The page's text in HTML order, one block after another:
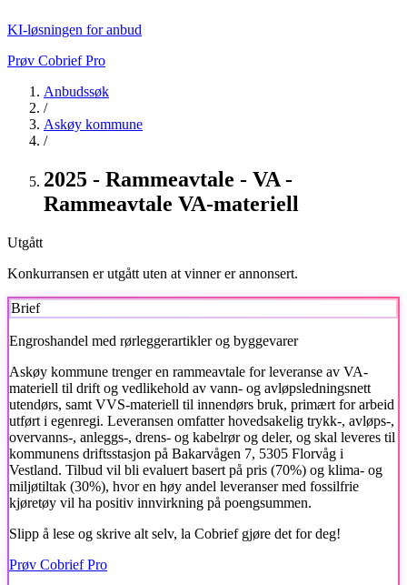
KI-løsningen for anbud
Prøv Cobrief Pro
Anbudssøk
/
Askøy kommune
/
2025 - Rammeavtale - VA -
Rammeavtale VA-materiell
Utgått
Konkurransen er utgått uten at vinner er annonsert.
Brief
Engroshandel med rørleggerartikler og byggevarer
Askøy kommune trenger en rammeavtale for leveranse av VA-
materiell til drift og vedlikehold av vann- og avløpsledningsnett
utendørs, samt VVS-materiell til innendørs bruk, primært for arbeid
utført i egenregi. Leveransen omfatter hovedsakelig trykk-, avløps-,
overvanns-, anleggs-, drens- og kabelrør og deler, og skal leveres til
kommunens driftsstasjon på Bakarvågen 7, 5305 Florvåg i
Vestland. Tilbud vil bli evaluert basert på pris (70%) og klima- og
miljøtiltak (30%), hvor en høy andel leveranser med fossilfrie
kjøretøy vil ha positiv innvirkning på poengsummen.
Slipp å lese og skrive alt selv, la Cobrief gjøre det for deg!
Prøv Cobrief Pro